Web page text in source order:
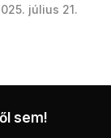
július 21.
sem!